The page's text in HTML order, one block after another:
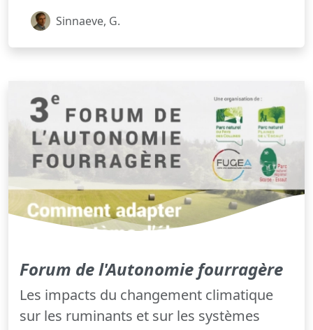
Sinnaeve, G.
Forum de l'Autonomie fourragère
Les impacts du changement climatique
sur les ruminants et sur les systèmes